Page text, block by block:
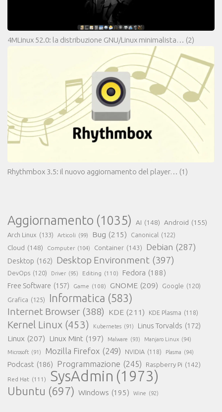
4MLinux 52.0: la distribuzione GNU/Linux minimalista… (2)
Rhythmbox 3.5: il nuovo aggiornamento del player… (1)
Aggiornamento (1035) AI (148) Android (155)
Arch Linux (133) Articoli (99) Bug (215) Canonical (122)
Cloud (148) Computer (104) Container (143) Debian (287)
Desktop (162) Desktop Environment (397)
DevOps (120) Driver (95) Editing (110) Fedora (188)
Free Software (157) Game (108) GNOME (209) Google (120)
Grafica (125) Informatica (583)
Internet Browser (388) KDE (211) KDE Plasma (118)
Kernel Linux (453) Kubernetes (91) Linus Torvalds (172)
Linux (207) Linux Mint (197) Malware (93) Manjaro Linux (94)
Microsoft (91) Mozilla Firefox (249) NVIDIA (118) Plasma (94)
Podcast (186) Programmazione (245) Raspberry Pi (142)
Red Hat (111) SysAdmin (1973)
Ubuntu (697) Windows (195) Wine (92)